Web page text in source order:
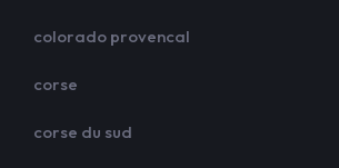
colorado provencal
corse
corse du sud